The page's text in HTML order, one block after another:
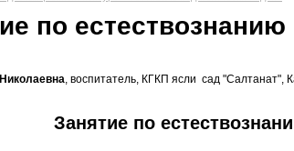
по
, воспитатель, КГКП ясли сад "Салтанат",
Занятие по